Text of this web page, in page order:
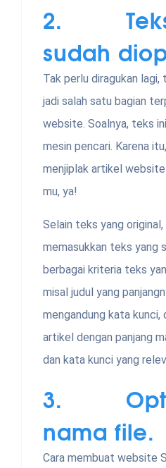
2. Teks
sudah
Tak perlu diragukan
jadi salah satu bagian
website. Soalnya, teks
mesin pencari. Karena
menjiplak artikel
mu, ya!
Selain teks yang original,
memasukkan teks yang
berbagai kriteria teks
misal judul yang
mengandung kata kunci,
artikel dengan panjang
dan kata kunci yang
3.
nama file.
Cara membuat website